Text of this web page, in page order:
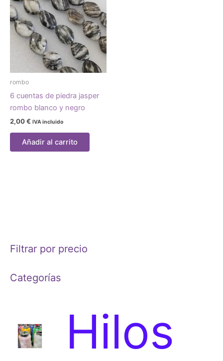
Filtrar por precio
Categorías
Hilos
rombo
6 cuentas de piedra jasper
rombo blanco y negro
2,00€ IVA incluido
Añadir al carrito